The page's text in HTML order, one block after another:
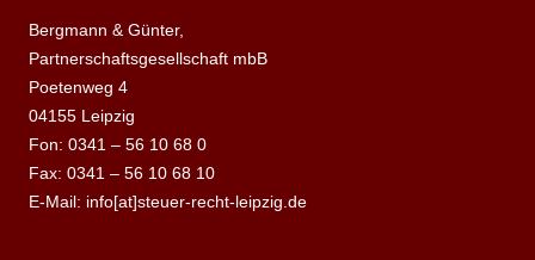
Bergmann & Günter,
Partnerschaftsgesellschaft mbB
Poetenweg 4
04155 Leipzig
Fon: 0341 – 56 10 68 0
Fax: 0341 – 56 10 68 10
E-Mail: info[at]steuer-recht-leipzig.de